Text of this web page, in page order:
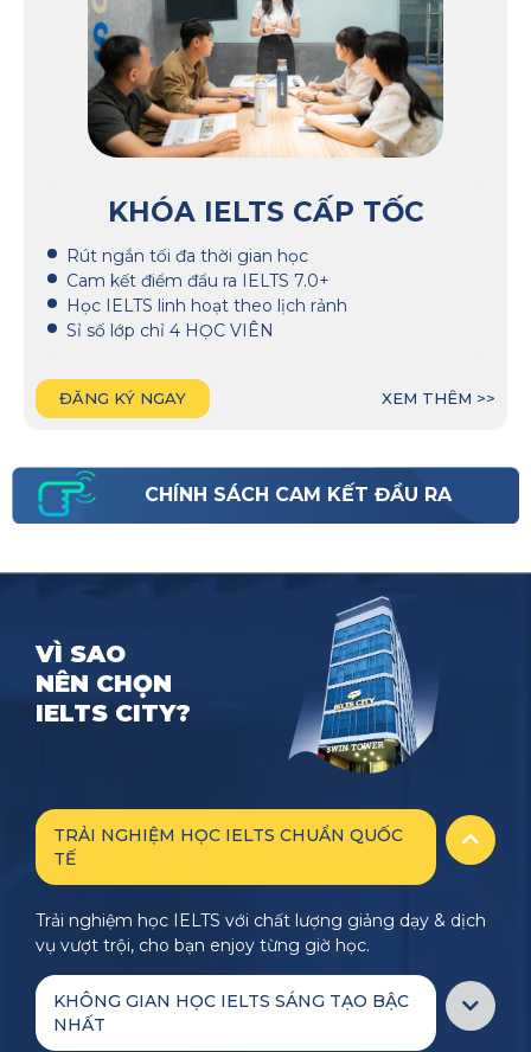
KHÓA IELTS CẤP TỐC
Rút ngắn tối đa thời gian học
Cam kết điểm đẩu ra IELTS 7.0+
Học IELTS linh hoạt theo lịch rảnh
Sỉ số lớp chỉ 4 HỌC VIÊN
ĐĂNG KÝ NGAY XEM THÊM >>
CHÍNH SÁCH CAM KẾT ĐẦU RA
VÌ SAO
NÊN CHỌN
IELTS CITY?
TRẢI NGHIỆM HỌC IELTS CHUẨN QUỐC
TẾ
Trải nghiệm học IELTS với chất lượng giảng dạy & dịch
vụ vượt trội, cho bạn enjoy từng giờ học.
KHÔNG GIAN HỌC IELTS SÁNG TẠO BẬC
NHẤT